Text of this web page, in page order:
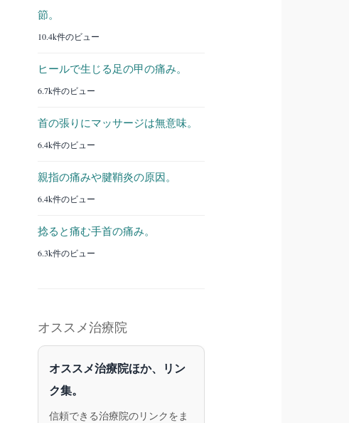
節。
10.4k件のビュー
ヒールで生じる足の甲の痛み。
6.7k件のビュー
首の張りにマッサージは無意味。
6.4k件のビュー
親指の痛みや腱鞘炎の原因。
6.4k件のビュー
捻ると痛む手首の痛み。
6.3k件のビュー
オススメ治療院
オススメ治療院ほか、リン
ク集。
信頼できる治療院のリンクをま